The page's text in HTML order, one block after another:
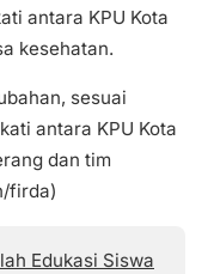
antara KPU Kota
kesehatan.
sesuai
antara KPU Kota
dan tim
firda)
Edukasi Siswa